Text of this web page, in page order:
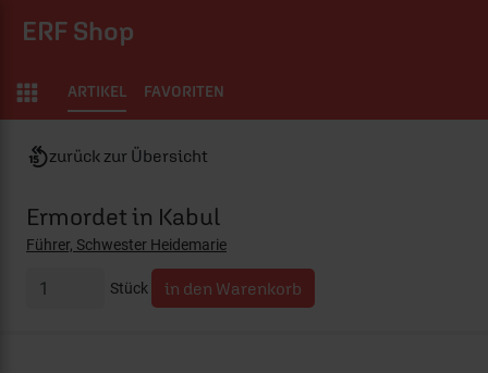
ERF Shop
ARTIKEL FAVORITEN
zurück zur Übersicht
Stück
Ermordet in Kabul
Führer, Schwester Heidemarie